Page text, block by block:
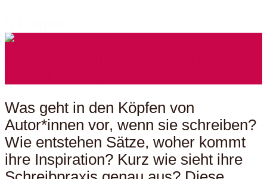
Was geht in den Köpfen von
Autor*innen vor, wenn sie schreiben?
Wie entstehen Sätze, woher kommt
ihre Inspiration? Kurz wie sieht ihre